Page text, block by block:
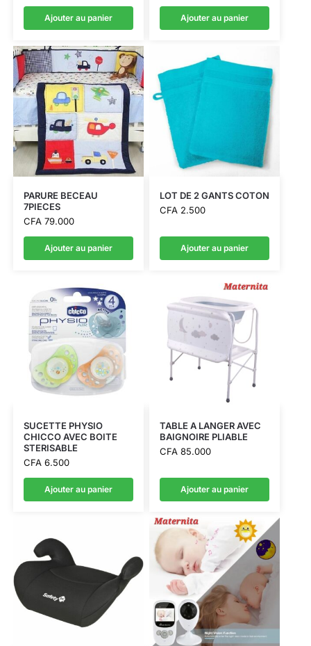
Ajouter au panier Ajouter au panier
PARURE BECEAU
7PIECES
CFA79.000
Ajouter au panier
LOT DE 2 GANTS COTON
CFA2.500
Ajouter au panier
SUCETTE PHYSIO
CHICCO AVEC BOITE
STERISABLE
CFA6.500
Ajouter au panier
TABLE A LANGER AVEC
BAIGNOIRE PLIABLE
CFA85.000
Ajouter au panier